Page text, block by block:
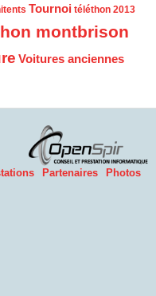
Tournoi téléthon 2013
montbrison
Voitures anciennes
Partenaires
Photos